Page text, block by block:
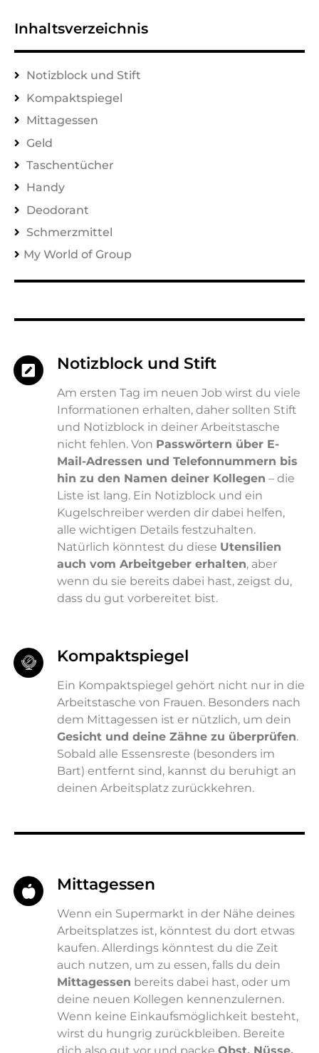
Inhaltsverzeichnis
Notizblock und Stift
Kompaktspiegel
Mittagessen
Geld
Taschentücher
Handy
Deodorant
Schmerzmittel
My World of Group
Notizblock und Stift
Am ersten Tag im neuen Job wirst du viele
Informationen erhalten, daher sollten Stift
und Notizblock in deiner Arbeitstasche
nicht fehlen. Von Passwörtern über E-
Mail-Adressen und Telefonnummern bis
hin zu den Namen deiner Kollegen – die
Liste ist lang. Ein Notizblock und ein
Kugelschreiber werden dir dabei helfen,
alle wichtigen Details festzuhalten.
Natürlich könntest du diese Utensilien
auch vom Arbeitgeber erhalten, aber
wenn du sie bereits dabei hast, zeigst du,
dass du gut vorbereitet bist.
Kompaktspiegel
Ein Kompaktspiegel gehört nicht nur in die
Arbeitstasche von Frauen. Besonders nach
dem Mittagessen ist er nützlich, um dein
Gesicht und deine Zähne zu überprüfen.
Sobald alle Essensreste (besonders im
Bart) entfernt sind, kannst du beruhigt an
deinen Arbeitsplatz zurückkehren.
Mittagessen
Wenn ein Supermarkt in der Nähe deines
Arbeitsplatzes ist, könntest du dort etwas
kaufen. Allerdings könntest du die Zeit
auch nutzen, um zu essen, falls du dein
Mittagessen bereits dabei hast, oder um
deine neuen Kollegen kennenzulernen.
Wenn keine Einkaufsmöglichkeit besteht,
wirst du hungrig zurückbleiben. Bereite
dich also gut vor und packe Obst, Nüsse,